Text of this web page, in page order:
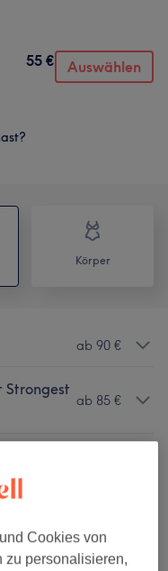
55 € Auswählen
Körper
ab 90 €
Strongest
ab 85 €
ab 130 €
Cookies von
zu personalisieren,